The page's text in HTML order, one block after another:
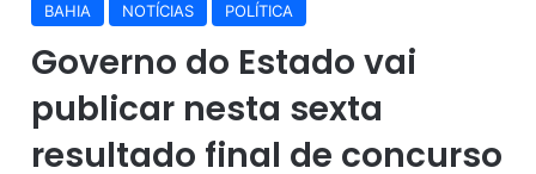
BAHIA NOTÍCIAS POLÍTICA
Governo do Estado vai
publicar nesta sexta
resultado final de concurso